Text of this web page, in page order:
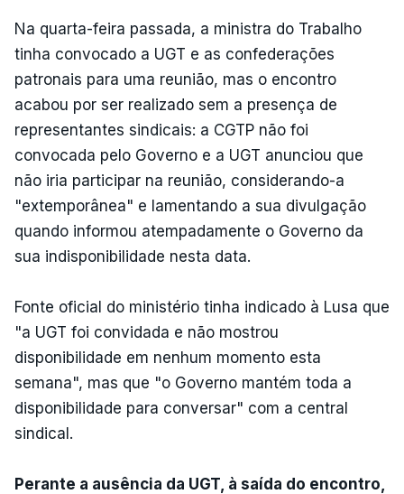
Na quarta-feira passada, a ministra do Trabalho
tinha convocado a UGT e as confederações
patronais para uma reunião, mas o encontro
acabou por ser realizado sem a presença de
representantes sindicais: a CGTP não foi
convocada pelo Governo e a UGT anunciou que
não iria participar na reunião, considerando-a
"extemporânea" e lamentando a sua divulgação
quando informou atempadamente o Governo da
sua indisponibilidade nesta data.
Fonte oficial do ministério tinha indicado à Lusa que
"a UGT foi convidada e não mostrou
disponibilidade em nenhum momento esta
semana", mas que "o Governo mantém toda a
disponibilidade para conversar" com a central
sindical.
Perante a ausência da UGT, à saída do encontro,